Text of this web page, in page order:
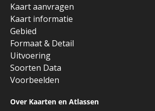
Kaart aanvragen
Kaart informatie
Gebied
Formaat & Detail
Uitvoering
Soorten Data
Voorbeelden
Over Kaarten en Atlassen